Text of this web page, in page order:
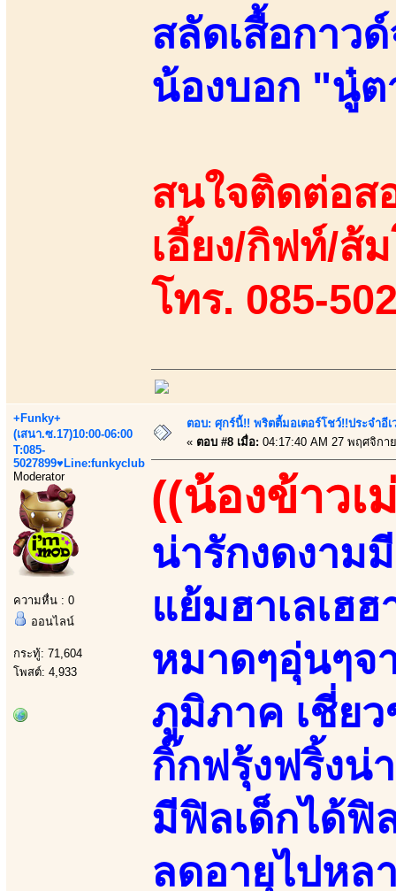
สลัดเสื้อกาว
น้องบอก "นู๋ต
สนใจติดต่อส
เอี้ยง/กิฟท์/ส้
โทร. 085-
+Funky+
(เสนา.ซ.17)10:00-06:00
T:085-
5027899♥Line:funkyclub
Moderator
ความหื่น : 0
ออนไลน์
กระทู้: 71,604
โพสต์: 4,933
ตอบ: ศุกร์นี้!! พริตตี้มอเตอร์โชว์!!ประจำอี
« ตอบ #8 เมื่อ: 04:17:40 AM 27 พฤศจิกา
((น้องข้าวเ
น่ารักงดงาม
แย้มฮาเลเฮ
หมาดๆอุ่นๆจ
ภูมิภาค เชี่ย
กิ๊กฟรุ้งฟริ้งน่
มีฟิลเด็กได้
ลดอายุไปหล